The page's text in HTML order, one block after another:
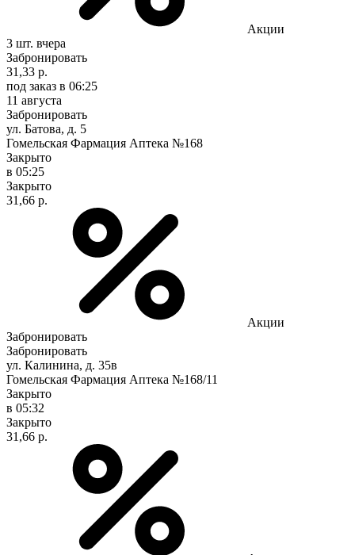
Акции
3 шт. вчера
Забронировать
31,33 р.
под заказ в 06:25
11 августа
Забронировать
ул. Батова, д. 5
Гомельская Фармация Аптека №168
Закрыто
в 05:25
Закрыто
31,66 р.
Акции
Забронировать
Забронировать
ул. Калинина, д. 35в
Гомельская Фармация Аптека №168/11
Закрыто
в 05:32
Закрыто
31,66 р.